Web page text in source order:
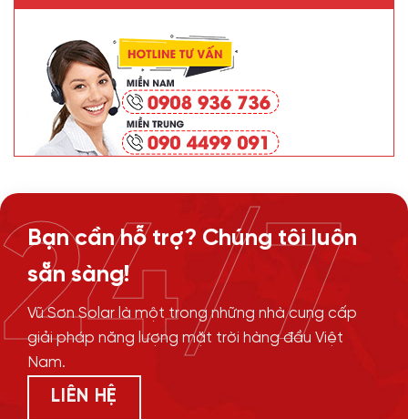
Bạn cần hỗ trợ? Chúng tôi luôn
sẵn sàng!
Vũ Sơn Solar là một trong những nhà cung cấp
giải pháp năng lượng mặt trời hàng đầu Việt
Nam.
LIÊN HỆ
24/7